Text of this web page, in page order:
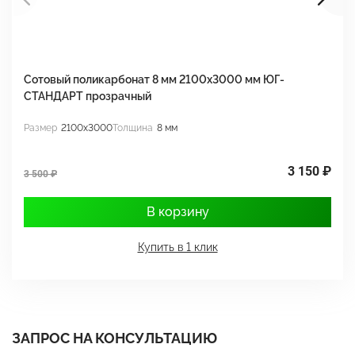
Сотовый поликарбонат 8 мм 2100х3000 мм ЮГ-
СТАНДАРТ прозрачный
Размер 2100x3000Толщина 8 мм
3 500 ₽ 3 150 ₽
В корзину
Купить в 1 клик
ЗАПРОС НА КОНСУЛЬТАЦИЮ